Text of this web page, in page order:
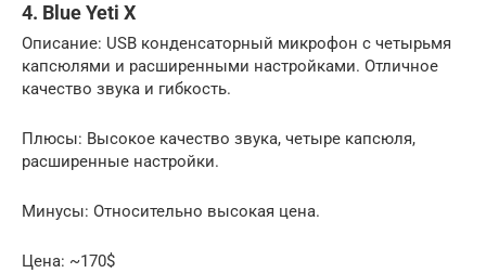
4. Blue Yeti X
Описание: USB конденсаторный микрофон с четырьмя
капсюлями и расширенными настройками. Отличное
качество звука и гибкость.
Плюсы: Высокое качество звука, четыре капсюля,
расширенные настройки.
Минусы: Относительно высокая цена.
Цена: ~170$